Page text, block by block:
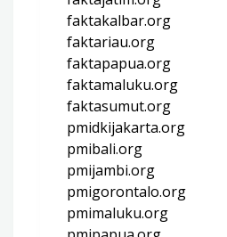
faktakalbar.org
faktariau.org
faktapapua.org
faktamaluku.org
faktasumut.org
pmidkijakarta.org
pmibali.org
pmijambi.org
pmigorontalo.org
pmimaluku.org